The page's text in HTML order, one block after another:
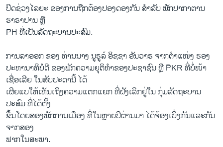
ພາສາຕ່າງໆ
ປິດຊ່ວງໄລຍະ ຂອງການຖືກຕ້ອງປອງດອງກັນ ສຳລັບ ພັກປາກາຕານ
ຮາຣາປານ ຫຼື
PH ທີ່ເປັນລັດຖະບານປະສົມ.
ການລາອອກ ຂອງ ທ່ານນາງ ນູຣູລ໌ ອິຊຊາ ອັນວາຣ ຈາກຕຳແໜ່ງ ຮອງ
ປະທານາທິບໍດີ ຂອງພັກຄວາມຍຸຕິທຳຂອງປະຊາຊົນ ຫຼື PKR ທີ່ບໍ່ໜ້າ
ເຊື່ອເລີຍ ໃນສັບປະດານີ້ ໄດ້
ເຜີຍແບໃຫ້​ເຫັນ​ເຖິງຄວາມແຕກແຍກ ທີ່ຝັງເລິກຢູ່ໃນ ກຸ່ມລັດຖະບານ
ປະສົມ ທີ່ໄດ້ຕັ້ງ
​ຂຶ້ນ​ໂດຍສອງພັກການເມືອງ ທີ່​ໃນຫຼາຍປີຜ່ານມາ ໄດ້ຈ້ອງເບິ່ງກັນແລະກັນ
ຈາກສອງ
ຟາກໃນສະພາ.